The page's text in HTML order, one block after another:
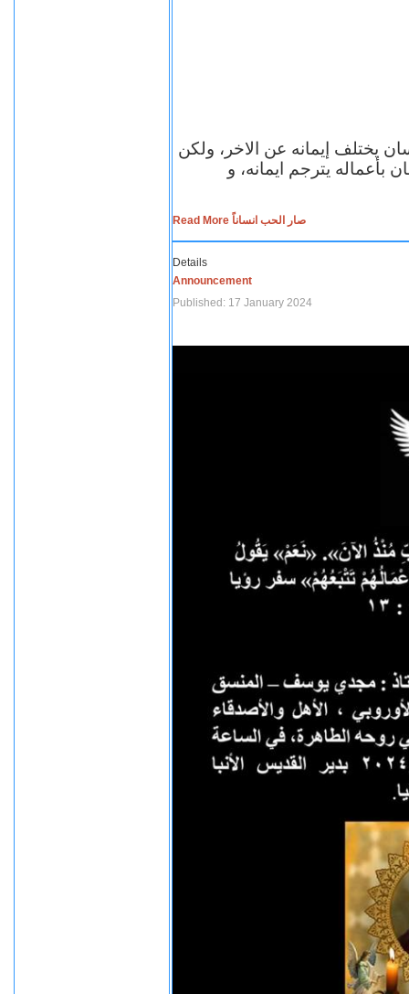
يختلف إيمانه عن الاخر، ولكن
بأعماله يترجم ايمانه، و
Read More صار الحب انساناً
Details
Announcement
Published: 17 January 2024